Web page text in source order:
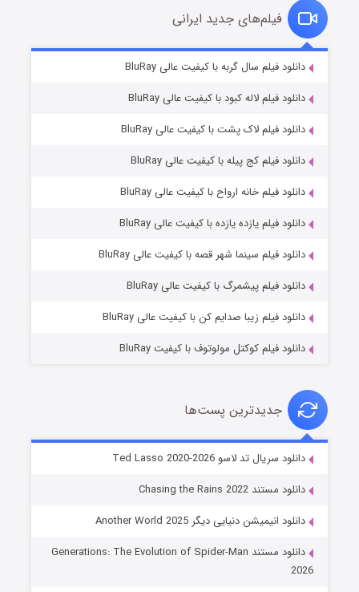
قسمت۷ (زیرنویس) منتشر شد
خاندان اژدها فصل ۳
فیلم‌های جدید ایرانی
دانلود فیلم سال گربه با کیفیت عالی BluRay
دانلود فیلم لاله کبود با کیفیت عالی BluRay
دانلود فیلم لاک پشت با کیفیت عالی BluRay
دانلود فیلم کج‌ پیله با کیفیت عالی BluRay
دانلود فیلم خانه ارواح با کیفیت عالی BluRay
دانلود فیلم یازده یازده با کیفیت عالی BluRay
دانلود فیلم سینما شهر قصه با کیفیت عالی BluRay
دانلود فیلم پیشمرگ با کیفیت عالی BluRay
دانلود فیلم زیبا صدایم کن با کیفیت عالی BluRay
دانلود فیلم کوکتل مولوتوف با کیفیت BluRay
جدیدترین پست‌ها
دانلود سریال تد لاسو Ted Lasso 2020-2026
دانلود مستند Chasing the Rains 2022
دانلود انیمیشن دنیایی دیگر Another World 2025
دانلود مستند Generations: The Evolution of Spider-Man
2026